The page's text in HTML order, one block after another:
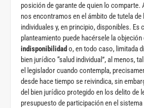
posición de garante de quien lo comparte.
nos encontramos en el ámbito de tutela
individuales y, en principio, disponibles. Es
planteamiento puede hacérsele la objeción
indisponibilidad o, en todo caso, limitada
bien jurídico “salud individual”, al menos,
el legislador cuando contempla,
desde hace tiempo se reivindica, sin
del bien jurídico protegido en los delito de
presupuesto de participación en el